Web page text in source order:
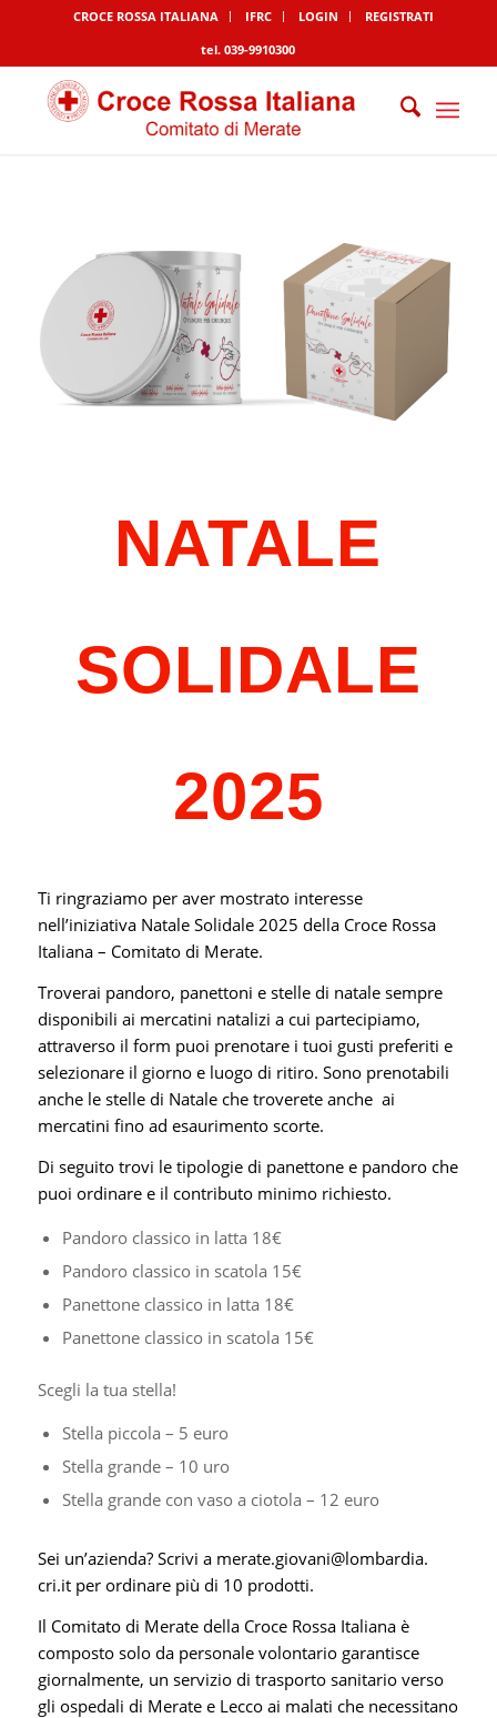
CROCE ROSSA ITALIANA IFRC LOGIN
REGISTRATI
tel. 039-9910300
NATALE
SOLIDALE
2025
Ti ringraziamo per aver mostrato interesse
nell’iniziativa Natale Solidale 2025 della Croce Rossa
Italiana – Comitato di Merate.
Troverai pandoro, panettoni e stelle di natale sempre
disponibili ai mercatini natalizi a cui partecipiamo,
attraverso il form puoi prenotare i tuoi gusti preferiti e
selezionare il giorno e luogo di ritiro. Sono prenotabili
anche le stelle di Natale che troverete anche ai
mercatini fino ad esaurimento scorte.
Di seguito trovi le tipologie di panettone e pandoro che
puoi ordinare e il contributo minimo richiesto.
Pandoro classico in latta 18€
Pandoro classico in scatola 15€
Panettone classico in latta 18€
Panettone classico in scatola 15€
Scegli la tua stella!
Stella piccola – 5 euro
Stella grande – 10 uro
Stella grande con vaso a ciotola – 12 euro
Sei un’azienda? Scrivi a merate.giovani@lombardia.
cri.itper ordinare più di 10 prodotti.
Il Comitato di Merate della Croce Rossa Italiana è
composto solo da personale volontario garantisce
giornalmente, un servizio di trasporto sanitario verso
gli ospedali di Merate e Lecco ai malati che necessitano